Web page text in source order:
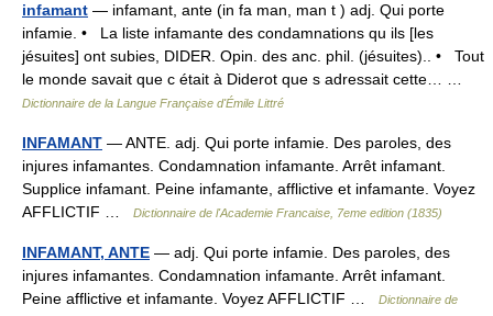
infamant — infamant, ante (in fa man, man t ) adj. Qui porte
infamie. • La liste infamante des condamnations qu ils [les
jésuites] ont subies, DIDER. Opin. des anc. phil. (jésuites).. • Tout
le monde savait que c était à Diderot que s adressait cette… …
Dictionnaire de la Langue Française d'Émile Littré
INFAMANT — ANTE. adj. Qui porte infamie. Des paroles, des
injures infamantes. Condamnation infamante. Arrêt infamant.
Supplice infamant. Peine infamante, afflictive et infamante. Voyez
AFFLICTIF …
Dictionnaire de l'Academie Francaise, 7eme edition (1835)
INFAMANT, ANTE — adj. Qui porte infamie. Des paroles, des
injures infamantes. Condamnation infamante. Arrêt infamant.
Peine afflictive et infamante. Voyez AFFLICTIF …
Dictionnaire de